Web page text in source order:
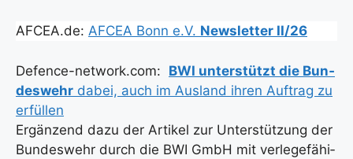
AFCEA.de: AFCEA Bonn e.V. News­let­ter II/26
Defence-network.com: BWI unter­stützt die Bun­
des­wehr dabei, auch im Aus­land ihren Auf­trag zu
erfül­len
Ergän­zend dazu der Arti­kel zur Unter­stüt­zung der
Bun­des­wehr durch die BWI GmbH mit ver­le­ge­fä­hi­